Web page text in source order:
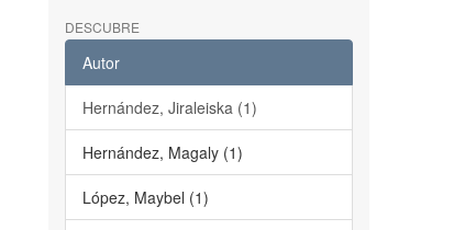
DESCUBRE
Autor
Hernández, Jiraleiska (1)
Hernández, Magaly (1)
López, Maybel (1)